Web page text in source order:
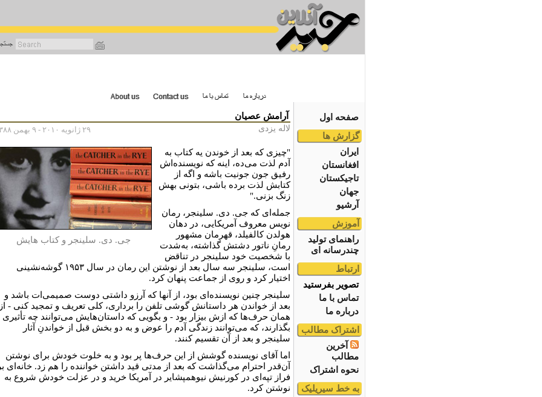
صفحه اول
گزارش ها
ایران
افغانستان
تاجیکستان
جهان
آرشیو
آموزش
راهنمای تولید
چندرسانه ای
ارتباط
تصویر بفرستید
تماس با ما
درباره ما
اشتراک مطالب
آخرین
مطالب
نحوه اشتراک
به خط سیریلیک
آرامش عصیان
۲۹ ژانویه ۲۰۱۰ - ۹ بهمن ۱۳۸۸ لاله یزدی
جی. دی. سلینجر و کتاب هایش
"چیزی که بعد از خوندن یه کتاب به
آدم لذت می‌ده، اینه که نویسنده‌اش
رفیق جون جونیت باشه و اگه از
کتابش لذت برده باشی، بتونی بهش
زنگ بزنی."
جمله‌ای که جی. دی. سلینجر، رمان
نویس معروف آمریکایی، در دهان
هولدن کالفیلد، قهرمان مشهور
رمانِ ناتور دشتش گذاشته، به‌شدت
با شخصیت خود سلینجر در تناقض
است، سلینجر سه سال بعد از نوشتن این رمان در سال ۱۹۵۳ گوشه‌نشینی
اختیار کرد و روی از جماعت پنهان کرد.
سلینجر چنین نویسنده‌ای بود، از آنها که آرزو داشتی دوست صمیمی‌ات باشد و
بعد از خواندن هر داستانش گوشی تلفن را برداری، کلی تعریف و تمجید کنی -
همان حرف‌ها که ازش بیزار بود - و بگویی که داستان‌هایش می‌توانند چه تأثیری
بگذارند، که می‌توانند زندگی آدم را عوض و به دو بخش قبل از خواندنِ آثار
سلینجر و بعد از آن تقسیم کنند.
اما آقای نویسنده گوشش از این حرف‌ها پر بود و به خلوت خودش برای نوشتن
آن‌قدر احترام می‌گذاشت که بعد از مدتی قید داشتن خواننده را هم زد. خانه‌ای
فراز تپه‌ای در کورنیش نیوهمپشایر در آمريکا خرید و در عزلت خودش شروع به
نوشتن کرد.